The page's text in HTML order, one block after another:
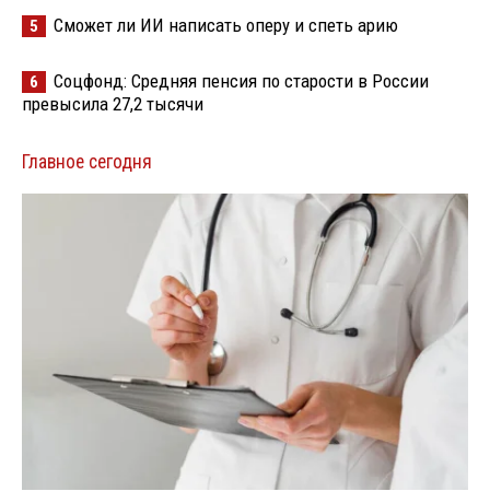
5 Сможет ли ИИ написать оперу и спеть арию
6
Соцфонд: Средняя пенсия по старости в России
превысила 27,2 тысячи
Главное сегодня